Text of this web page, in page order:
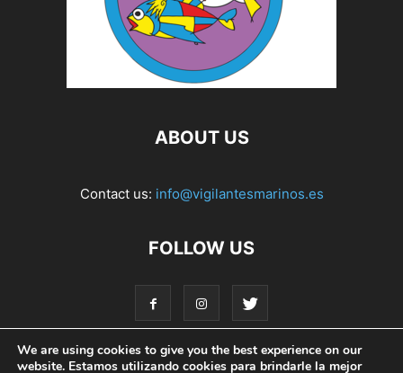
ABOUT US
Contact us: info@vigilantesmarinos.es
FOLLOW US
We are using cookies to give you the best experience on our
website. Estamos utilizando cookies para brindarle la mejor